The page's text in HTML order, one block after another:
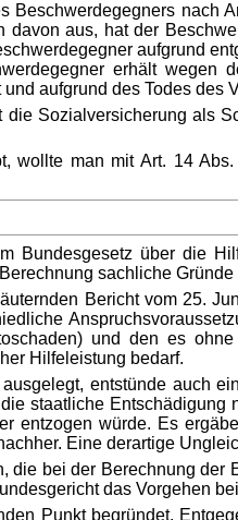
Beschwerdegegners nach
davon aus, hat der
aufgrund
erhält wegen
aufgrund des Todes
die Sozialversicherung als
wollte man mit Art. 14
Bundesgesetz über die
sachliche
Bericht vom 25.
und den es
Hilfeleistung bedarf.
entstünde auch
staatliche
entzogen würde. Es
Eine derartige
die bei der Berechnung
das Vorgehen
Punkt begründet.